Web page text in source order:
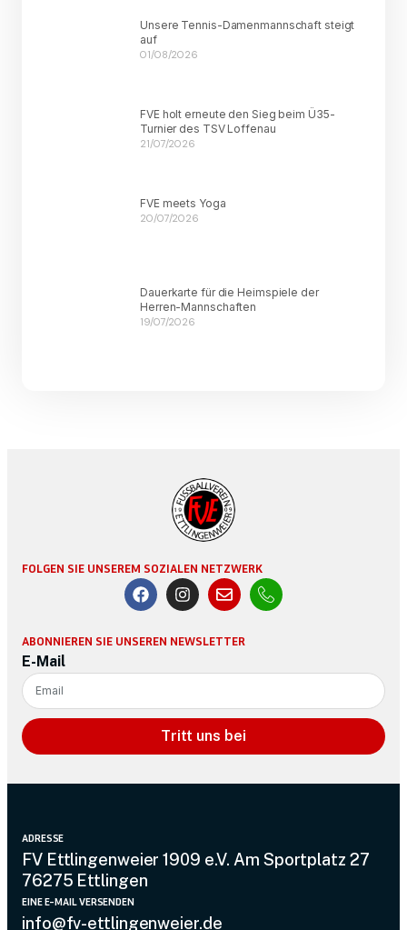
Unsere Tennis-Damenmannschaft steigt
auf
01/08/2026
FVE holt erneute den Sieg beim Ü35-
Turnier des TSV Loffenau
21/07/2026
FVE meets Yoga
20/07/2026
Dauerkarte für die Heimspiele der
Herren-Mannschaften
19/07/2026
FOLGEN SIE UNSEREM SOZIALEN NETZWERK
ABONNIEREN SIE UNSEREN NEWSLETTER
E-Mail
Tritt uns bei
ADRESSE
FV Ettlingenweier 1909 e.V. Am Sportplatz 27
76275 Ettlingen
EINE E-MAIL VERSENDEN
info@fv-ettlingenweier.de